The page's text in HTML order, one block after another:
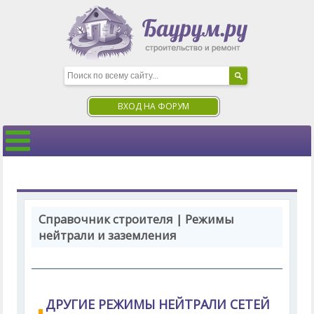
ВХОД НА ФОРУМ
Справочник строителя | Режимы
нейтрали и заземления
ДРУГИЕ РЕЖИМЫ НЕЙТРАЛИ СЕТЕЙ